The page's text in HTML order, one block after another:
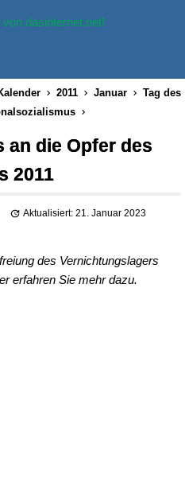
2011 Januar
Tag des
an die Opfer des
2011
Aktualisiert: 21. Januar 2023
des Vernichtungslagers
erfahren Sie mehr dazu.